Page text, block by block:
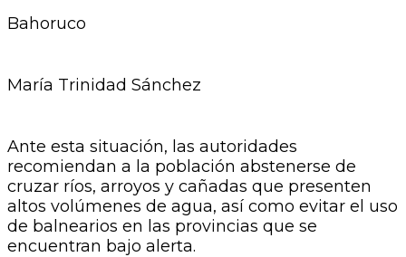
Bahoruco
María Trinidad Sánchez
Ante esta situación, las autoridades
recomiendan a la población abstenerse de
cruzar ríos, arroyos y cañadas que presenten
altos volúmenes de agua, así como evitar el uso
de balnearios en las provincias que se
encuentran bajo alerta.